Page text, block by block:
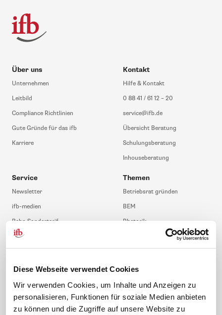
Diese Webseite verwendet Cookies
Wir verwenden Cookies, um Inhalte und Anzeigen zu
personalisieren, Funktionen für soziale Medien anbieten
zu können und die Zugriffe auf unsere Website zu
Über uns
Unternehmen
Leitbild
Compliance Richtlinien
Gute Gründe für das ifb
Karriere
Kontakt
Hilfe & Kontakt
0 88 41 / 61 12 – 20
service@ifb.de
Übersicht Beratung
Schulungsberatung
Inhouseberatung
Service
Newsletter
ifb-medien
Bahn Sondertarif
meinifb
FAQ
ifb-App Betriebsrat360
Themen
Betriebsrat gründen
BEM
Rhetorik
JAV-Wahl
News. Wissen. Themen. Folgen Sie uns